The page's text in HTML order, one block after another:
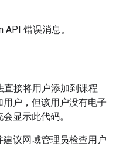
错误消息。
直接将用户添加到课程
户，但该用户没有电子
显示此代码。
议网域管理员检查用户